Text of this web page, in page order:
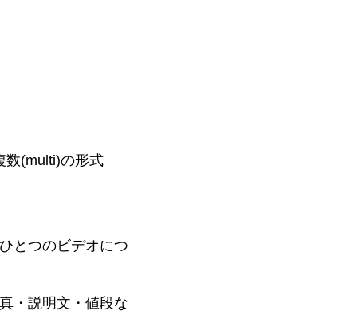
数(multi)の形式
とつのビデオにつ
・説明文・値段な